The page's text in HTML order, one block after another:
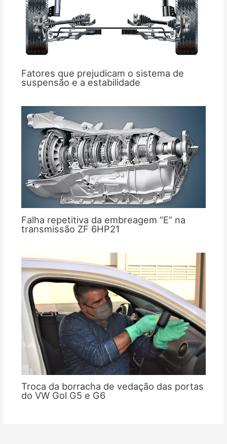
Fatores que prejudicam o sistema de
suspensão e a estabilidade
Falha repetitiva da embreagem “E” na
transmissão ZF 6HP21
Troca da borracha de vedação das portas
do VW Gol G5 e G6